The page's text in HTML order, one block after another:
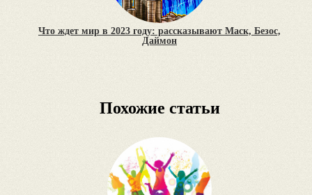
Что ждет мир в 2023 году: рассказывают Маск, Безос,
Даймон
Похожие статьи